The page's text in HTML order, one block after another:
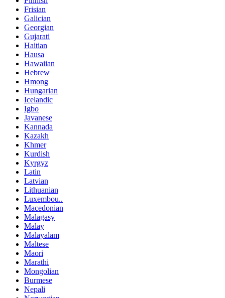
Frisian
Galician
Georgian
Gujarati
Haitian
Hausa
Hawaiian
Hebrew
Hmong
Hungarian
Icelandic
Igbo
Javanese
Kannada
Kazakh
Khmer
Kurdish
Kyrgyz
Latin
Latvian
Lithuanian
Luxembou..
Macedonian
Malagasy
Malay
Malayalam
Maltese
Maori
Marathi
Mongolian
Burmese
Nepali